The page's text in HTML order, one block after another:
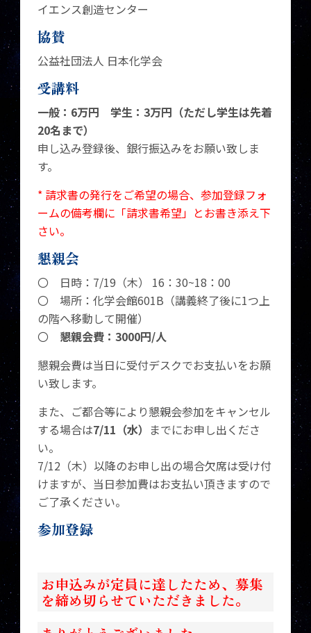
イエンス創造センター
協賛
公益社団法人 日本化学会
受講料
一般：6万円 学生：3万円（ただし学生は先着
20名まで）
申し込み登録後、銀行振込みをお願い致しま
す。
* 請求書の発行をご希望の場合、参加登録フォ
ームの備考欄に「請求書希望」とお書き添え下
さい。
懇親会
〇 日時：7/19（木） 16：30~18：00
〇 場所：化学会館601B（講義終了後に1つ上
の階へ移動して開催）
〇 懇親会費：3000円/人
懇親会費は当日に受付デスクでお支払いをお願
い致します。
また、ご都合等により懇親会参加をキャンセル
する場合は7/11（水） までにお申し出くださ
い。
7/12（木）以降のお申し出の場合欠席は受け付
けますが、当日参加費はお支払い頂きますので
ご了承ください。
参加登録
お申込みが定員に達したため、募集
を締め切らせていただきました。